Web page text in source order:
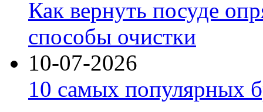
Как вернуть посуде
способы очистки
10-07-2026
10 самых популярных